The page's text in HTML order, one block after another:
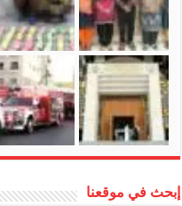
إبحث في موقعنا